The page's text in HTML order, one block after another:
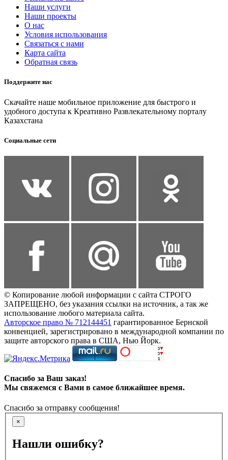
Наши услуги
Наши проекты
О нас
Условия использования
Связаться с нами
Карта сайта
Обратная связь
Поддержите нас
Скачайте наше мобильное приложение для быстрого и
удобного доступа к Креативно Развлекательному порталу
Казахстана
Социальные сети
© Копирование любой информации с сайта СТРОГО
ЗАПРЕЩЕНО, без указания ссылки на источник, а так же
использование любого материала сайта.
Авторское право № 712144451 гарантированное Бернской
конвенцией, зарегистрировано в международной компании по
защите авторского права в США, Нью Йорк.
Спасибо за Ваш заказ!
Мы свяжемся с Вами в самое ближайшее время.
Спасибо за отправку сообщения!
×
Нашли ошибку?